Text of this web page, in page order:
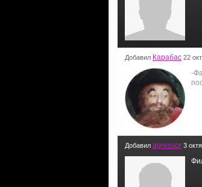
Добавил Карабас 22
-
Добавил agressor 3